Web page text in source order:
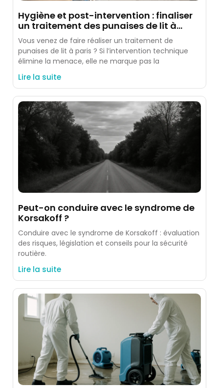
Hygiène et post-intervention : finaliser
un traitement des punaises de lit à
paris
Vous venez de faire réaliser un traitement de
punaises de lit à paris ? Si l’intervention technique
élimine la menace, elle ne marque pas la
Lire la suite
Peut-on conduire avec le syndrome de
Korsakoff ?
Conduire avec le syndrome de Korsakoff : évaluation
des risques, législation et conseils pour la sécurité
routière.
Lire la suite